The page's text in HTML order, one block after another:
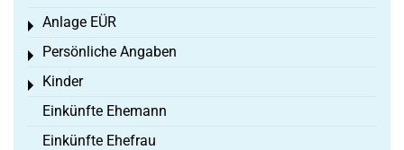
Anlage EÜR
Toggle menu
Persönliche Angaben
Toggle menu
Kinder
Toggle menu
Einkünfte Ehemann
Einkünfte Ehefrau